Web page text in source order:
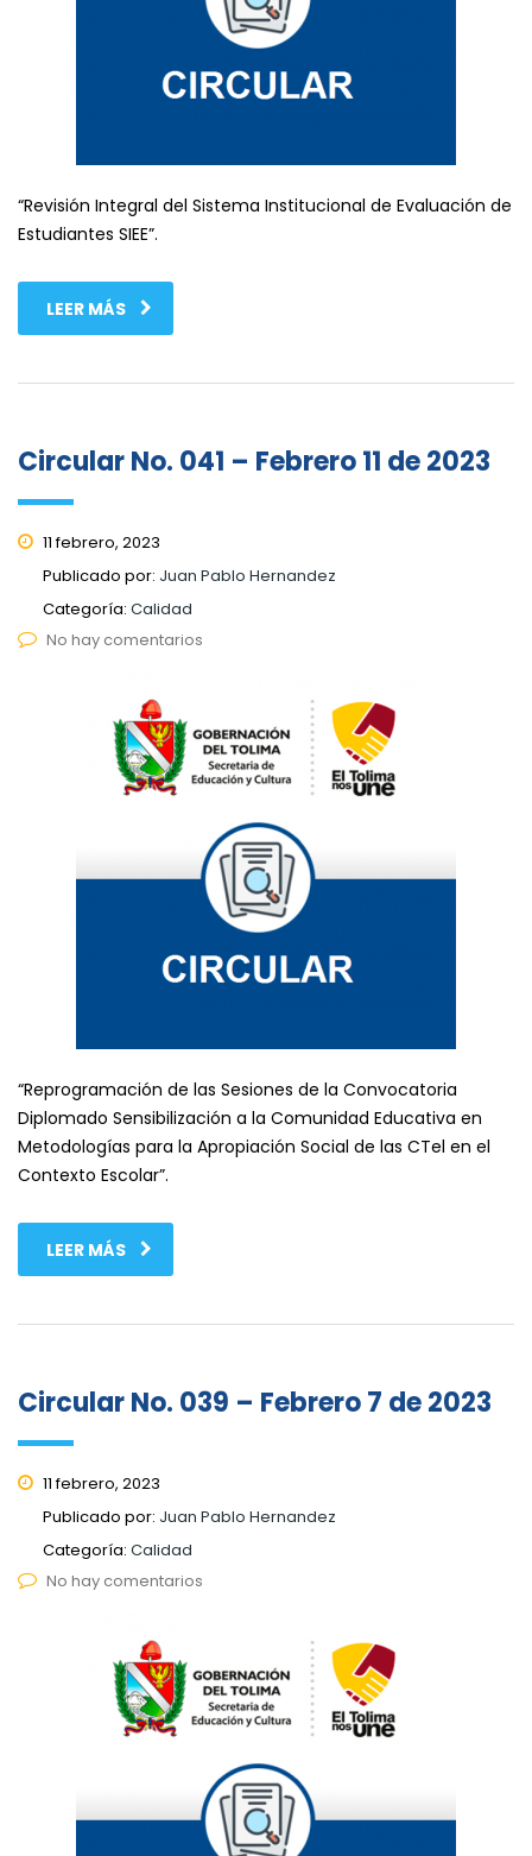
“Revisión Integral del Sistema Institucional de Evaluación de
Estudiantes SIEE”.
LEER MÁS
Circular No. 041 – Febrero 11 de 2023
11 febrero, 2023
Publicado por: Juan Pablo Hernandez
Categoría: Calidad
No hay comentarios
“Reprogramación de las Sesiones de la Convocatoria
Diplomado Sensibilización a la Comunidad Educativa en
Metodologías para la Apropiación Social de las CTel en el
Contexto Escolar”.
LEER MÁS
Circular No. 039 – Febrero 7 de 2023
11 febrero, 2023
Publicado por: Juan Pablo Hernandez
Categoría: Calidad
No hay comentarios